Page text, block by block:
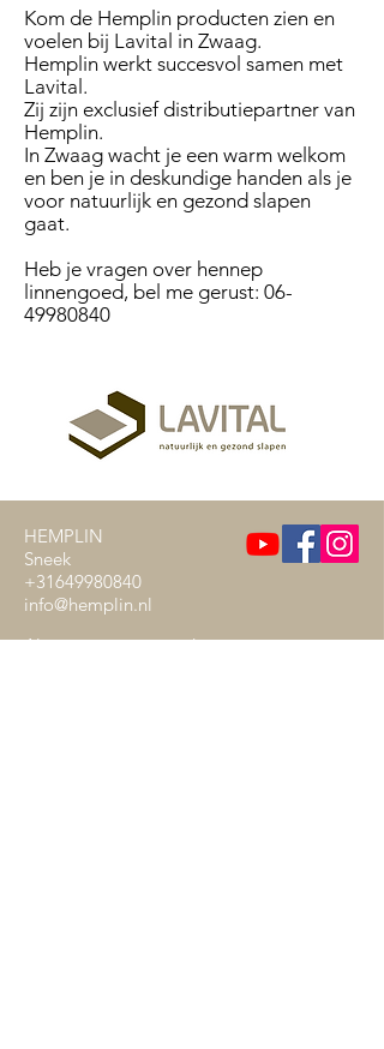
Kom de Hemplin producten zien en
voelen bij Lavital in Zwaag.
Hemplin werkt succesvol samen met
Lavital.
Zij zijn exclusief distributiepartner van
Hemplin.
In Zwaag wacht je een warm welkom
en ben je in deskundige handen als je
voor natuurlijk en gezond slapen
gaat.
Heb je vragen over hennep
linnengoed, bel me gerust: 06-
49980840
HEMPLIN
Sneek
+31649980840
info@hemplin.nl
Algemene voorwaarden